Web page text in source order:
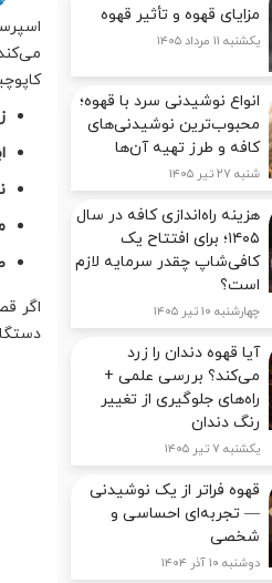
مزایای قهوه و تأثیر قهوه
یکشنبه ۱۱ مرداد ۱۴۰۵
انواع نوشیدنی سرد با قهوه؛
محبوب‌ترین نوشیدنی‌های
کافه و طرز تهیه آن‌ها
شنبه ۲۷ تیر ۱۴۰۵
هزینه راه‌اندازی کافه در سال
۱۴۰۵؛ برای افتتاح یک
کافی‌شاپ چقدر سرمایه لازم
است؟
چهارشنبه ۱۰ تیر ۱۴۰۵
آیا قهوه دندان را زرد
می‌کند؟ بررسی علمی +
راه‌های جلوگیری از تغییر
رنگ دندان
یکشنبه ۷ تیر ۱۴۰۵
قهوه فراتر از یک نوشیدنی
— تجربه‌ای احساسی و
شخصی
دوشنبه ۱۰ آذر ۱۴۰۴
اگر